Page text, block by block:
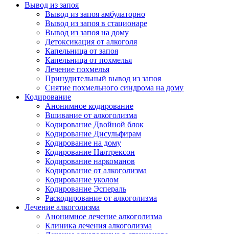
Вывод из запоя
Вывод из запоя амбулаторно
Вывод из запоя в стационаре
Вывод из запоя на дому
Детоксикация от алкоголя
Капельница от запоя
Капельница от похмелья
Лечение похмелья
Принудительный вывод из запоя
Снятие похмельного синдрома на дому
Кодирование
Анонимное кодирование
Вшивание от алкоголизма
Кодирование Двойной блок
Кодирование Дисульфирам
Кодирование на дому
Кодирование Налтрексон
Кодирование наркоманов
Кодирование от алкоголизма
Кодирование уколом
Кодирование Эспераль
Раскодирование от алкоголизма
Лечение алкоголизма
Анонимное лечение алкоголизма
Клиника лечения алкоголизма